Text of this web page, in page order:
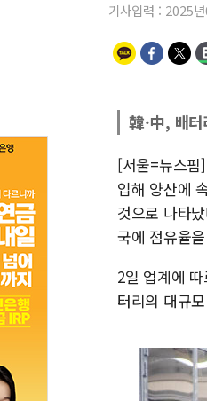
기사입력 : 2025
韓·中, 배
[서울=뉴스핌
입해 양산에
것으로 나타
국에 점유율
2일 업계에
터리의 대규